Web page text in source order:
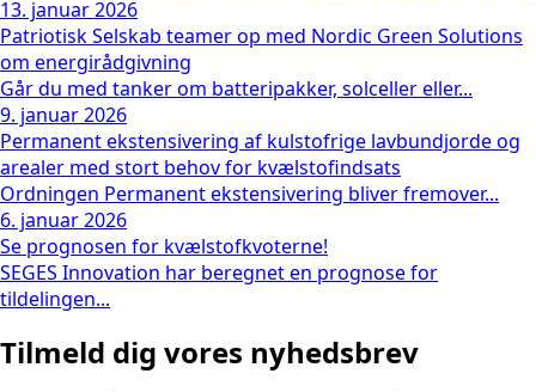
13. januar 2026
Patriotisk Selskab teamer op med Nordic Green Solutions
om energirådgivning
Går du med tanker om batteripakker, solceller eller...
9. januar 2026
Permanent ekstensivering af kulstofrige lavbundjorde og
arealer med stort behov for kvælstofindsats
Ordningen Permanent ekstensivering bliver fremover...
6. januar 2026
Se prognosen for kvælstofkvoterne!
SEGES Innovation har beregnet en prognose for
tildelingen...
Tilmeld dig vores nyhedsbrev